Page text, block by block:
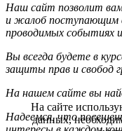
Наш сайт позволит вам
и жалоб поступающим
проводимых событиях
Вы всегда будете в
защиты прав и свобод
На нашем сайте вы
Надеемся, что
На сайте
данных,